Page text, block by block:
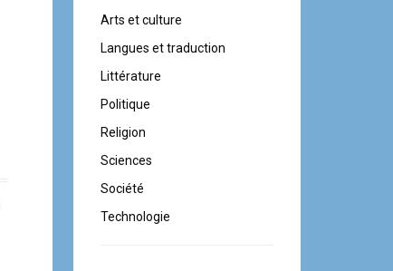
Arts et culture
Langues et traduction
Littérature
Politique
Religion
Sciences
Société
Technologie